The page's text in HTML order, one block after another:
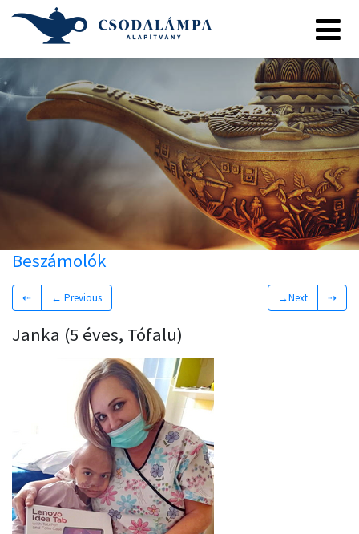
Beszámolók
⇠ ← Previous →Next ⇢
Janka (5 éves, Tófalu)